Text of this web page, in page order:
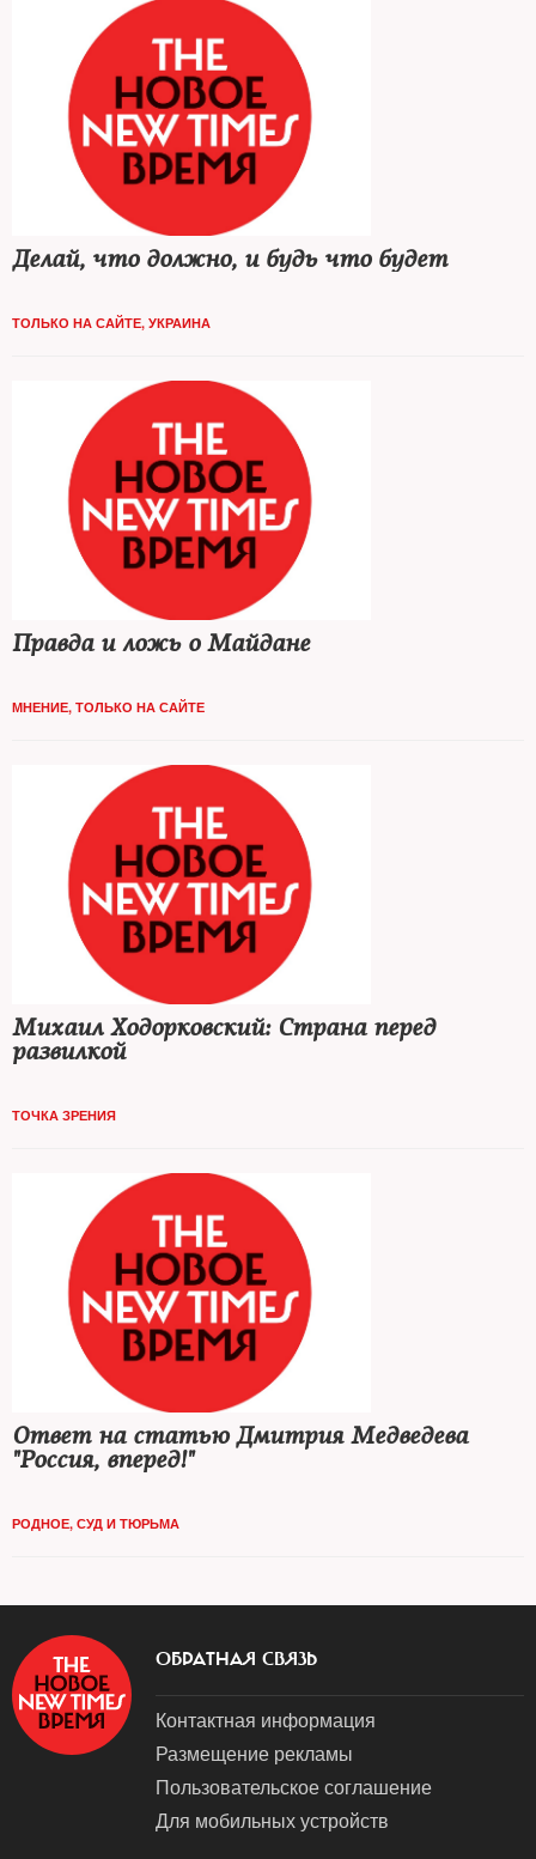
Делай, что должно, и будь что будет
ТОЛЬКО НА САЙТЕ, УКРАИНА
Правда и ложь о Майдане
МНЕНИЕ, ТОЛЬКО НА САЙТЕ
Михаил Ходорковский: Страна перед
развилкой
ТОЧКА ЗРЕНИЯ
Ответ на статью Дмитрия Медведева
"Россия, вперед!"
РОДНОЕ, СУД И ТЮРЬМА
ОБРАТНАЯ СВЯЗЬ
Контактная информация
Размещение рекламы
Пользовательское соглашение
Для мобильных устройств